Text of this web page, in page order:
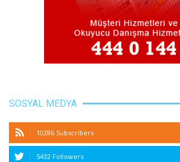
SOSYAL MEDYA
10286 Subscribers
5432 Followers